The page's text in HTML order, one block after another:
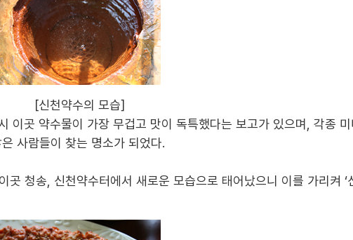
습]
이곳 약수물이 가장 무겁고 맛이 독특했다는 보고가 있으며 ,각종
사람들이 찾는 명소가 되었다.
곳 청송 신천약수터에서 새로운 모습으로 태어났으니 이를 가리켜‘